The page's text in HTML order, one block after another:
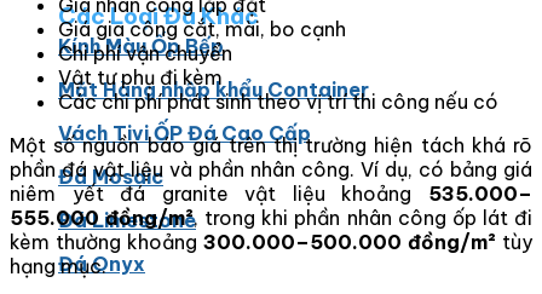
Các Loại Đá Khác
Kính Màu Ốp Bếp
Mặt Hàng nhập khẩu Container
Vách Tivi ỐP Đá Cao Cấp
Đá Mosaic
Đá Limestone
Đá Onyx
Giá gia công cắt, mài, bo cạnh
Chi phí vận chuyển
Vật tư phụ đi kèm
Các chi phí phát sinh theo vị trí thi công nếu có
Một số nguồn báo giá trên thị trường hiện tách khá rõ
phần đá vật liệu và phần nhân công. Ví dụ, có bảng giá
niêm yết đá granite vật liệu khoảng 535.000–
555.000 đồng/m², trong khi phần nhân công ốp lát đi
kèm thường khoảng 300.000–500.000 đồng/m² tùy
hạng mục.